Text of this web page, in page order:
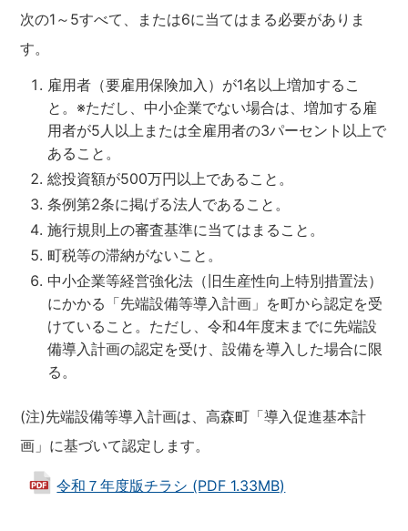
次の1～5すべて、または6に当てはまる必要がありま
す。
雇用者（要雇用保険加入）が1名以上増加するこ
と。※ただし、中小企業でない場合は、増加する雇
用者が5人以上または全雇用者の3パーセント以上で
あること。
総投資額が500万円以上であること。
条例第2条に掲げる法人であること。
施行規則上の審査基準に当てはまること。
町税等の滞納がないこと。
中小企業等経営強化法（旧生産性向上特別措置法）
にかかる「先端設備等導入計画」を町から認定を受
けていること。ただし、令和4年度末までに先端設
備導入計画の認定を受け、設備を導入した場合に限
る。
(注)先端設備等導入計画は、高森町「導入促進基本計
画」に基づいて認定します。
令和７年度版チラシ (PDF 1.33MB)